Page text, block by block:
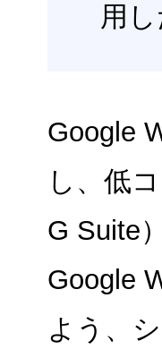
用
Google
し、低
G Suite
Google
よう、